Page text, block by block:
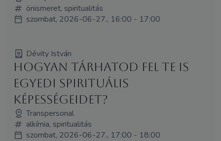
önismeret, spiritualitás
szombat, 2026-06-27., 16:00 - 17:00
Dévity István
Hogyan tárhatod fel te is
egyedi spirituális
képességeidet?
Transpersonal
alkímia, spiritualitás
szombat, 2026-06-27., 17:00 - 18:00